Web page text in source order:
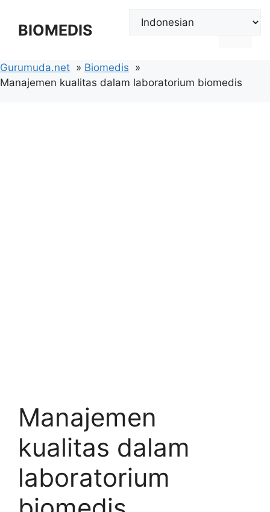
BIOMEDIS
Gurumuda.net
Biomedis
Manajemen kualitas dalam laboratorium biomedis
Manajemen
kualitas dalam
laboratorium